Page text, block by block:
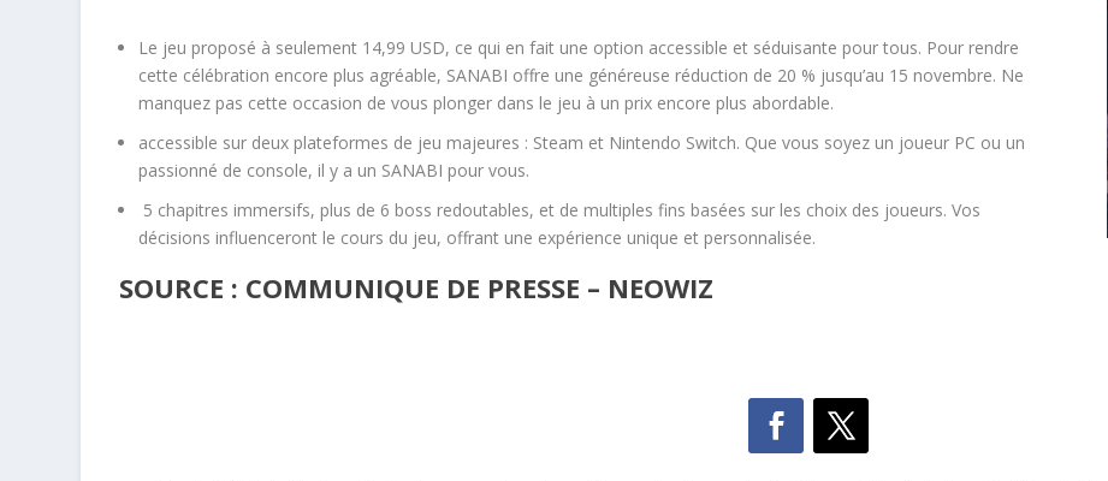
Le jeu proposé à seulement 14,99 USD, ce qui en fait une option accessible et séduisante pour tous. Pour rendre
cette célébration encore plus agréable, SANABI offre une généreuse réduction de 20 % jusqu’au 15 novembre. Ne
manquez pas cette occasion de vous plonger dans le jeu à un prix encore plus abordable.
accessible sur deux plateformes de jeu majeures : Steam et Nintendo Switch. Que vous soyez un joueur PC ou un
passionné de console, il y a un SANABI pour vous.
5 chapitres immersifs, plus de 6 boss redoutables, et de multiples fins basées sur les choix des joueurs. Vos
décisions influenceront le cours du jeu, offrant une expérience unique et personnalisée.
SOURCE : COMMUNIQUE DE PRESSE – NEOWIZ